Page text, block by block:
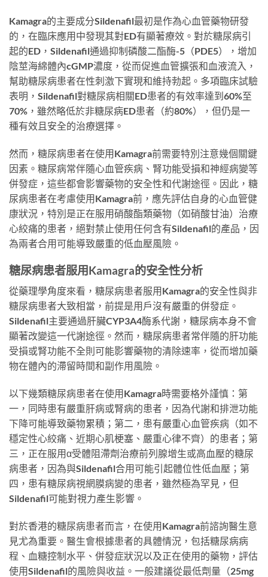
Kamagra的主要成分Sildenafil最初是作為心血管藥物研發
的，在臨床應用中發現其對ED有顯著療效。對於糖尿病引
起的ED，Sildenafil通過抑制磷酸二酯酶-5（PDE5），增加
陰莖海綿體內cGMP濃度，從而促進血管擴張和血液流入，
幫助糖尿病患者在性刺激下實現和維持勃起。多項臨床試驗
表明，Sildenafil對糖尿病相關ED患者的有效率達到60%至
70%，雖然略低於非糖尿病ED患者（約80%），但仍是一
種有效且安全的治療選擇。
然而，糖尿病患者在使用Kamagra前需要特別注意幾個關鍵
因素。糖尿病常伴隨心血管疾病、腎功能受損和神經病變等
併發症，這些都會影響藥物的安全性和代謝途徑。因此，糖
尿病患者在考慮使用Kamagra前，應先評估自身的心血管健
康狀況，特別是正在服用硝酸酯類藥物（如硝酸甘油）治療
心絞痛的患者，絕對禁止使用任何含有Sildenafil的產品，因
為兩者合用可能導致嚴重的低血壓風險。
糖尿病患者服用Kamagra的安全性分析
從藥理學角度來看，糖尿病患者服用Kamagra的安全性與非
糖尿病患者大致相當，前提是用戶沒有嚴重的併發症。
Sildenafil主要通過肝臟CYP3A4酶系代謝，糖尿病本身不會
顯著改變這一代謝途徑。然而，糖尿病患者常伴隨的肝功能
受損或腎功能不全則可能影響藥物的清除速率，從而增加藥
物在體內的滯留時間和副作用風險。
以下幾類糖尿病患者在使用Kamagra時需要格外謹慎：第
一，同時患有嚴重肝病或腎病的患者，因為代謝和排泄功能
下降可能導致藥物累積；第二，患有嚴重心血管疾病（如不
穩定性心絞痛、近期心肌梗塞、嚴重心律不齊）的患者；第
三，正在服用α受體阻滯劑治療前列腺增生或高血壓的糖尿
病患者，因為與Sildenafil合用可能引起體位性低血壓；第
四，患有糖尿病視網膜病變的患者，雖然極為罕見，但
Sildenafil可能對視力產生影響。
對於香港的糖尿病患者而言，在使用Kamagra前諮詢醫生意
見尤為重要。醫生會根據患者的具體情況，包括糖尿病病
程、血糖控制水平、併發症狀況以及正在使用的藥物，評估
使用Sildenafil的風險與收益。一般建議從最低劑量（25mg